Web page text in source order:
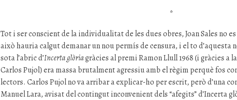
*
Tot i ser conscient de la individualitat de les dues obres, Joan Sales no
això hauria calgut demanar un nou permís de censura, i el to d’aquesta
sota l’abric d’Incerta glòriagràcies al premi Ramon Llull 1968 (i gràcies
Carlos Pujol) era massa brutalment agressiu amb el règim perquè fos
lectors. Carlos Pujol no va arribar a explicar-ho per escrit, però d’una
Manuel Lara, avisat del contingut inconvenient dels “afegits” d’Incerta